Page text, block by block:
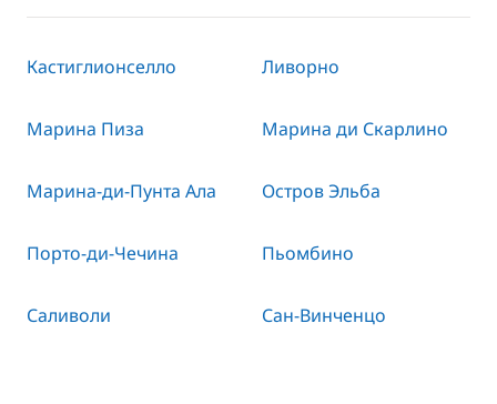
Кастиглионселло Ливорно
Марина Пиза Марина ди Скарлино
Марина-ди-Пунта Ала Остров Эльба
Порто-ди-Чечина Пьомбино
Саливоли Сан-Винченцо